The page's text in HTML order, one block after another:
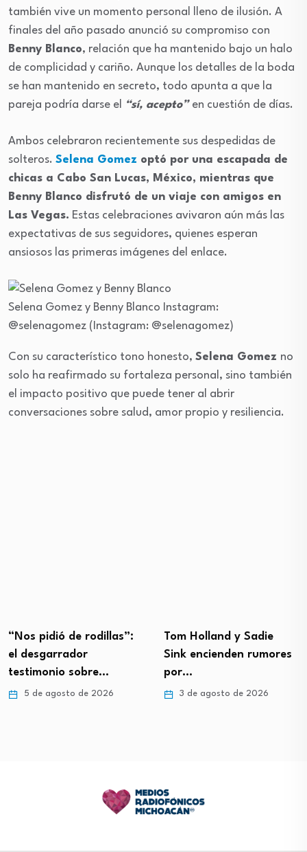
también vive un momento personal lleno de ilusión. A
finales del año pasado anunció su compromiso con
Benny Blanco, relación que ha mantenido bajo un halo
de complicidad y cariño. Aunque los detalles de la boda
se han mantenido en secreto, todo apunta a que la
pareja podría darse el
“sí, acepto” en cuestión de días.
Ambos celebraron recientemente sus despedidas de
solteros. Selena Gomez optó por una escapada de
chicas a Cabo San Lucas, México, mientras que
Benny Blanco disfrutó de un viaje con amigos en
Las Vegas. Estas celebraciones avivaron aún más las
expectativas de sus seguidores, quienes esperan
ansiosos las primeras imágenes del enlace.
Selena Gomez y Benny Blanco Instagram:
@selenagomez (Instagram: @selenagomez)
Con su característico tono honesto, Selena Gomez no
solo ha reafirmado su fortaleza personal, sino también
el impacto positivo que puede tener al abrir
conversaciones sobre salud, amor propio y resiliencia.
“Nos pidió de rodillas”:
el desgarrador
testimonio sobre…
5 de agosto de 2026
Tom Holland y Sadie
Sink encienden rumores
por…
3 de agosto de 2026